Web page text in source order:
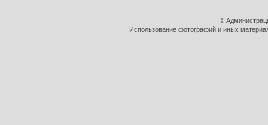
©
Использование фотографий и иных